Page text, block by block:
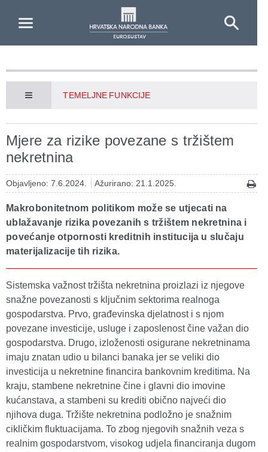
TEMELJNE FUNKCIJE
Mjere za rizike povezane s tržištem
nekretnina
Objavljeno: 7.6.2024. Ažurirano: 21.1.2025.
Makrobonitetnom politikom može se utjecati na
ublažavanje rizika povezanih s tržištem nekretnina i
povećanje otpornosti kreditnih institucija u slučaju
materijalizacije tih rizika.
Sistemska važnost tržišta nekretnina proizlazi iz njegove
snažne povezanosti s ključnim sektorima realnoga
gospodarstva. Prvo, građevinska djelatnost i s njom
povezane investicije, usluge i zaposlenost čine važan dio
gospodarstva. Drugo, izloženosti osigurane nekretninama
imaju znatan udio u bilanci banaka jer se veliki dio
investicija u nekretnine financira bankovnim kreditima. Na
kraju, stambene nekretnine čine i glavni dio imovine
kućanstava, a stambeni su krediti obično najveći dio
njihova duga. Tržište nekretnina podložno je snažnim
cikličkim fluktuacijama. To zbog njegovih snažnih veza s
realnim gospodarstvom, visokog udjela financiranja dugom